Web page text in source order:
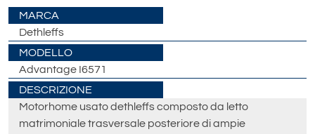
MARCA
Dethleffs
MODELLO
Advantage I6571
DESCRIZIONE
Motorhome usato dethleffs composto da letto
matrimoniale trasversale posteriore di ampie